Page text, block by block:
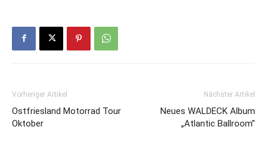
Vorheriger Artikel
Ostfriesland Motorrad Tour
Oktober
Nächster Artikel
Neues WALDECK Album
„Atlantic Ballroom”